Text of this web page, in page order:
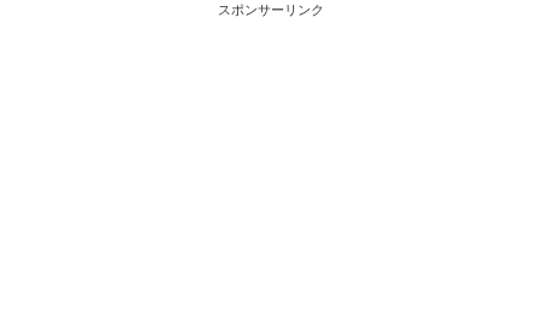
スポンサーリンク